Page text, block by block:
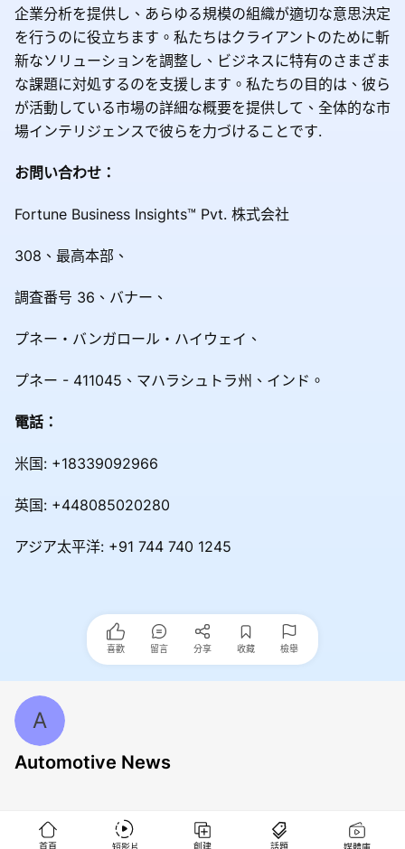
企業分析を提供し、あらゆる規模の組織が適切な意思決定
を行うのに役立ちます。私たちはクライアントのために斬
新なソリューションを調整し、ビジネスに特有のさまざま
な課題に対処するのを支援します。私たちの目的は、彼ら
が活動している市場の詳細な概要を提供して、全体的な市
場インテリジェンスで彼らを力づけることです.
お問い合わせ：
Fortune Business Insights™ Pvt. 株式会社
308、最高本部、
調査番号 36、バナー、
プネー・バンガロール・ハイウェイ、
プネー - 411045、マハラシュトラ州、インド。
電話：
米国: +18339092966
英国: +448085020280
アジア太平洋: +91 744 740 1245
喜歡 留言 分享 收藏 檢舉
A
Automotive News
首頁 短影片 創建 話題 媒體庫